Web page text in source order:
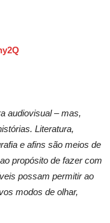
audiovisual – mas,
Literatura,
e afins são meios de
propósito de fazer com
possam permitir ao
modos de olhar,